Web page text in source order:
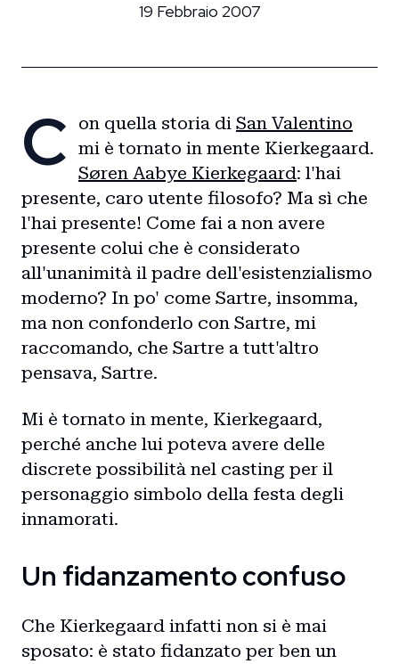
19 Febbraio 2007
C on quella storia di San Valentino
mi è tornato in mente Kierkegaard.
Søren Aabye Kierkegaard: l'hai
presente, caro utente filosofo? Ma sì che
l'hai presente! Come fai a non avere
presente colui che è considerato
all'unanimità il padre dell'esistenzialismo
moderno? In po' come Sartre, insomma,
ma non confonderlo con Sartre, mi
raccomando, che Sartre a tutt'altro
pensava, Sartre.
Mi è tornato in mente, Kierkegaard,
perché anche lui poteva avere delle
discrete possibilità nel casting per il
personaggio simbolo della festa degli
innamorati.
Un fidanzamento confuso
Che Kierkegaard infatti non si è mai
sposato: è stato fidanzato per ben un